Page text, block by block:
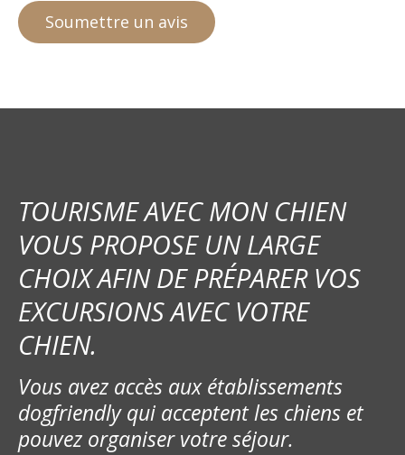
TOURISME AVEC MON CHIEN
VOUS PROPOSE UN LARGE
CHOIX AFIN DE PRÉPARER VOS
EXCURSIONS AVEC VOTRE
CHIEN.
Vous avez accès aux établissements
dogfriendly qui acceptent les chiens et
pouvez organiser votre séjour.